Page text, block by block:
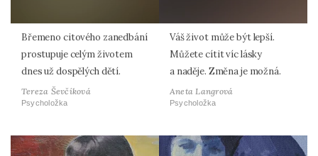
Břemeno citového zanedbání
prostupuje celým životem
dnes už dospělých dětí.
Tereza Ševčíková
Psycholožka
Váš život může být lepší.
Můžete cítit víc lásky
a naděje. Změna je možná.
Aneta Langrová
Psycholožka